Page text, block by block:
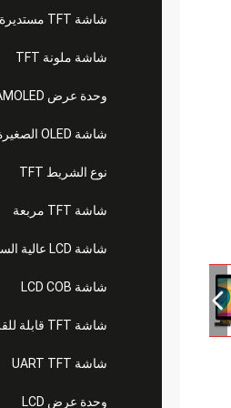
شاشة TFT مستديرة
شاشة ملونة TFT
وحدة عرض AMOLED
شاشة OLED الصغيرة
نوع الشريط TFT
شاشة TFT مربعة
شاشة LCD عالية السطوع
شاشة LCD COB
شاشة TFT قابلة للقراءة بأشعة الشمس
شاشة UART TFT
وحدة عرض LCD